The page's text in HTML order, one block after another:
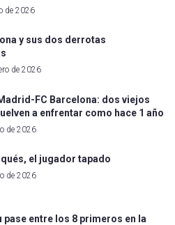
de 2026
y sus dos derrotas
de 2026
FC Barcelona: dos viejos
a enfrentar como hace 1 año
de 2026
el jugador tapado
de 2026
pase entre los 8 primeros en la